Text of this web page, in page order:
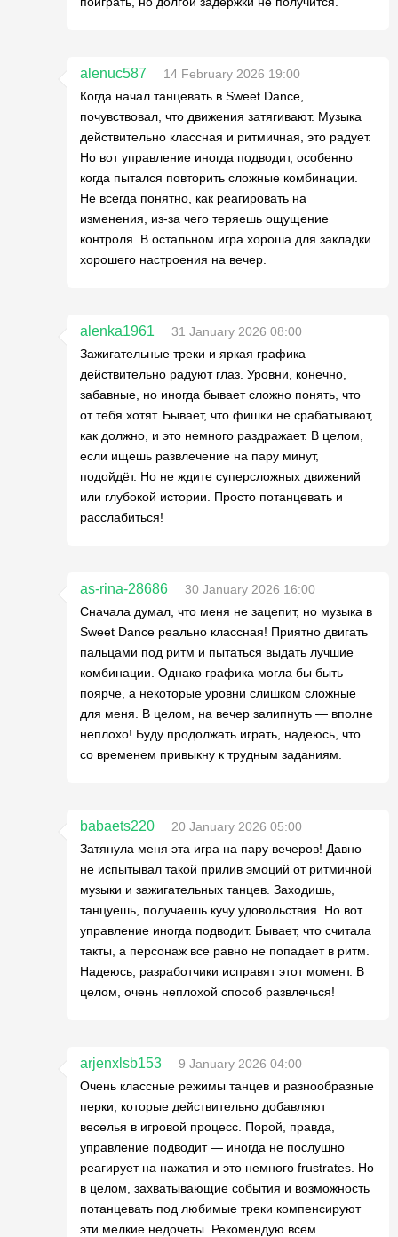
alenuc587
14 February 2026 19:00
Когда начал танцевать в Sweet Dance,
почувствовал, что движения затягивают. Музыка
действительно классная и ритмичная, это радует.
Но вот управление иногда подводит, особенно
когда пытался повторить сложные комбинации.
Не всегда понятно, как реагировать на
изменения, из-за чего теряешь ощущение
контроля. В остальном игра хороша для закладки
хорошего настроения на вечер.
alenka1961
31 January 2026 08:00
Зажигательные треки и яркая графика
действительно радуют глаз. Уровни, конечно,
забавные, но иногда бывает сложно понять, что
от тебя хотят. Бывает, что фишки не срабатывают,
как должно, и это немного раздражает. В целом,
если ищешь развлечение на пару минут,
подойдёт. Но не ждите суперсложных движений
или глубокой истории. Просто потанцевать и
расслабиться!
as-rina-28686
30 January 2026 16:00
Сначала думал, что меня не зацепит, но музыка в
Sweet Dance реально классная! Приятно двигать
пальцами под ритм и пытаться выдать лучшие
комбинации. Однако графика могла бы быть
поярче, а некоторые уровни слишком сложные
для меня. В целом, на вечер залипнуть — вполне
неплохо! Буду продолжать играть, надеюсь, что
со временем привыкну к трудным заданиям.
babaets220
20 January 2026 05:00
Затянула меня эта игра на пару вечеров! Давно
не испытывал такой прилив эмоций от ритмичной
музыки и зажигательных танцев. Заходишь,
танцуешь, получаешь кучу удовольствия. Но вот
управление иногда подводит. Бывает, что считала
такты, а персонаж все равно не попадает в ритм.
Надеюсь, разработчики исправят этот момент. В
целом, очень неплохой способ развлечься!
arjenxlsb153
9 January 2026 04:00
Очень классные режимы танцев и разнообразные
перки, которые действительно добавляют
веселья в игровой процесс. Порой, правда,
управление подводит — иногда не послушно
реагирует на нажатия и это немного frustrates. Но
в целом, захватывающие события и возможность
потанцевать под любимые треки компенсируют
эти мелкие недочеты. Рекомендую всем